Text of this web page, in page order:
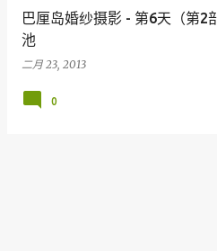
巴厘岛婚纱摄影 - 第6天（第2
池
二月 23, 2013
0